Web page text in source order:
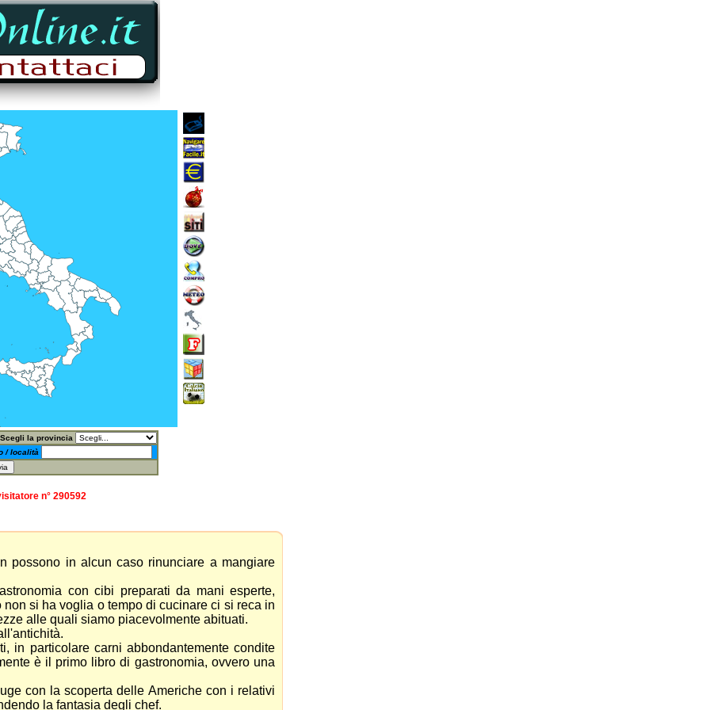
Scegli la provincia
/ località
n° 290592
in alcun caso rinunciare a mangiare
con cibi preparati da mani esperte,
si ha voglia o tempo di cucinare ci si reca in
alle quali siamo piacevolmente abituati.
in particolare carni abbondantemente condite
è il primo libro di gastronomia, ovvero una
con la scoperta delle Americhe con i relativi
la fantasia degli chef.